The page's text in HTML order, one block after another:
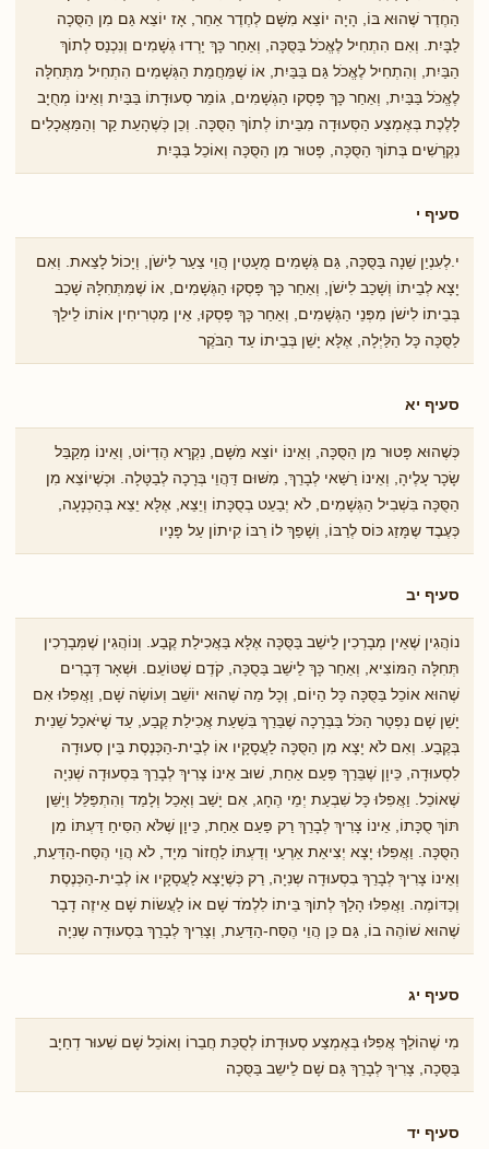
הַחֶדֶר שֶׁהוּא בּוֹ, הָיָה יוֹצֵא מִשָּׁם לְחֶדֶר אַחֵר, אָז יוֹצֵא גַּם מִן הַסֻּכָה
לַבָּיִת. וְאִם הִתְחִיל לֶאֱכֹל בַּסֻּכָּה, וְאַחַר כָּךְ יָרְדוּ גְשָׁמִים וְנִכְנַס לְתוֹךְ
הַבַּיִת, וְהִתְחִיל לֶאֱכֹל גַּם בַּבַּיִת, אוֹ שֶׁמֵּחֲמַת הַגְּשָׁמִים הִתְחִיל מִתְּחִלָּה
לֶאֱכֹל בַּבַּיִת, וְאַחַר כָּךְ פָּסְקו הַגְשָׁמִים, גוֹמֵר סְעוּדָתוֹ בַּבַּיִת וְאֵינוֹ מְחֻיָב
לָלֶכֶת בְּאֶמְצַע הַסְּעוּדָה מִבֵּיתוֹ לְתוֹךְ הַסֻּכָּה. וְכֵן כְֹּשֶהָעֵת קַר וְהַמַּאֲכָלִים
נִקְרָשִׁים בְּתוֹךְ הַסֻּכָּה, פָּטוּר מִן הַסֻּכָּה וְאוֹכֵל בַּבָּיִת
סעיף י
י.לְעִנְיַן שֵׁנָה בַּסֻּכָּה, גַּם גְּשָׁמִים מֻעָטִין הֲוֵי צַעַר לִישֹׁן, וְיָכוֹל לָצֵאת. וְאִם
יָצָא לְבֵיתוֹ וְשָׁכַב לִישֹׁן, וְאַחַר כָּךְ פָּסְקוּ הַגְּשָׁמִים, אוֹ שֶׁמִּתְּחִלָּהּ שָׁכַב
בְּבֵיתוֹ לִישֹׁן מִפְּנֵי הַגְּשָׁמִים, וְאַחַר כָּךְ פָּסְקוּ, אֵין מַטְרִיחִין אוֹתוֹ לֵילֵךְ
לַסֻּכָּה כָּל הַלַּיְלָה, אֶלָּא יָשֵׁן בְּבֵיתוֹ עַד הַבֹּקֶר
סעיף יא
כְּשֶׁהוּא פָּטוּר מִן הַסֻּכָּה, וְאֵינוֹ יוֹצֵא מִֹשָּם, נִקְרָא הֶדְיוֹט, וְאֵינוֹ מְקַבֵּל
שָׂכָר עָלֶיהָ, וְאֵינוֹ רַשַּׁאי לְבָרֵךְ, מִשּׁוּם דַּהֲוֵי בְּרָכָה לְבַטָּלָה. וּכְשֶׁיוֹצֵא מִן
הַסֻּכָּה בִּשְׁבִיל הַגְּשָׁמִים, לֹא יְבַעֵט בְסֻכָּתוֹ וְיֵצֵא, אֶלָּא יֵצֵא בְּהַכְנָעָה,
כְּעֶבֶד שֶמָּזַג כּוֹס לְרַבּוֹ, וְשָׁפַךְ לוֹ רַבּוֹ קִיתוֹן עַל פָּנָיו
סעיף יב
נוֹהֲגִין שֶׁאֵין מְבָרְכִין לֵישֵׁב בַּסֻּכָּה אֶלָּא בַּאֲכִילַת קֶבַע. וְנוֹהֲגִין שֶׁמְּבָרְכִין
תְּחִלָּה הַמּוֹצִיא, וְאַחַר כָּךְ לֵישֵׁב בַּסֻכָּה, קֹדֶם שֶׁטּוֹעֵם. וּשְׁאָר דְּבָרִים
שֶׁהוּא אוֹכֵל בַּסֻּכָּה כָּל הַיוֹם, וְכָל מַה ֹשֶהוּא יוֹשֵׁב וְעוֹשֶׂה שָׁם, וַאֲפִלּוּ אִם
יָשֵׁן שָׁם נִפְטָר הַכֹּל בַּבְּרָכָה שֶׁבֵּרַךְ בִּשְׁעַת אֲכִילַת קֶבַע, עַד שֶׁיֹּאכַל ֹשֵנִית
בְּקֶבַע. וְאִם לֹא יָצָא מִן הַסֻּכָּה לַעֲסָקָיו אוֹ לְבֵית-הַכְּנֶסֶת בֵּין סְעוּדָה
לִסְעוּדָה, כֵּיוָן שֶׁבֵּרַךְ פַּעַם אַחַת, שׁוּב אֵינוֹ צָרִיךְ לְבָרֵךְ בִּסְעוּדָה שְׁנִיָה
שֶׁאוֹכֵל. וַאֲפִלּוּ כָּל שִׁבְעַת יְמֵי הֶחָג, אִם יָשַׁב וְאָכַל וְלָמַד וְהִתְפַּלֵּל וְיָשֵּׁן
תּוֹךְ סֻכָּתוֹ, אֵינוֹ צָרִיךְ לְבָרֵךְ רַק פַּעַם אַחַת, כֵּיוָן שֶׁלֹּא הִסִּיחַ דַּעְתּוֹ מִן
הַסֻּכָּה. וַאֲפִלּוּ יָצָא יְצִיאַת אַרְעַי וְדַעְתּוֹ לַחֲזוֹר מִיָד, לֹא הֲוֵי הֶסַּח-הַדַּעַת,
וְאֵינוֹ צָרִיךְ לְבָרֵךְ בִסְעוּדָה שְנִיָה, רַק כְּשֶׁיָצָא לַעֲסָקָיו אוֹ לְבֵית-הַכְּנֶסֶת
וְכַדּוֹמֶה. וַאֲפִלּוּ הָלַךְ לְתוֹךְ בֵּיתוֹ לִלְמֹד שָׁם אוֹ לַעֲשׂוֹת שָׁם אֵיזֶה דָבָר
שֶׁהוּא שׁוֹהֶה בוֹ, גַּם כֵּן הֲוֵי הֶסַּח-הַדַּעַת, וְצָרִיךְ לְבָרֵךְ בִּסְעוּדָה שְנִיָה
סעיף יג
מִי שֶׁהוֹלֵךְ אֲפִלּוּ בְּאֶמְצַע סְעוּדָתוֹ לְסֻכַּת חֲבֵרוֹ וְאוֹכֵל שָׁם שִׁעוּר דְחַיָב
בַּסֻּכָה, צָרִיךְ לְבָרֵךְ גָּם שָׁם לֵישֵב בַּסֻּכָה
סעיף יד